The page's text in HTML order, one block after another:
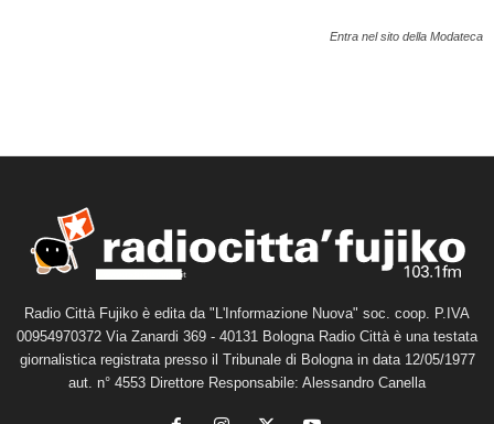
Entra nel sito della Modateca
Radio Città Fujiko è edita da "L'Informazione Nuova" soc. coop. P.IVA
00954970372 Via Zanardi 369 - 40131 Bologna Radio Città è una testata
giornalistica registrata presso il Tribunale di Bologna in data 12/05/1977
aut. n° 4553 Direttore Responsabile: Alessandro Canella